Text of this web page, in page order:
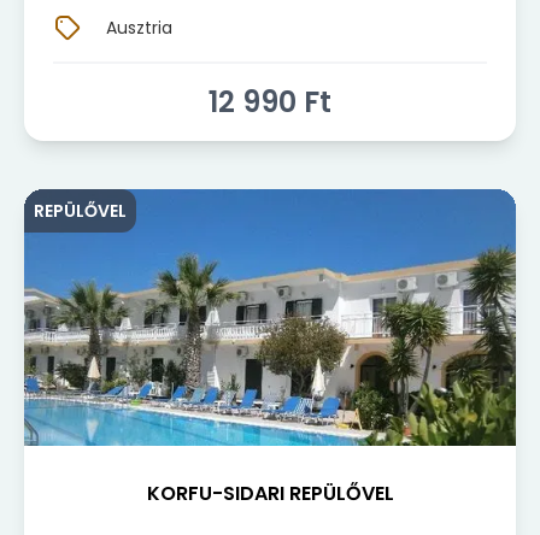
Ausztria
12 990 Ft
REPÜLŐVEL
KORFU-SIDARI REPÜLŐVEL